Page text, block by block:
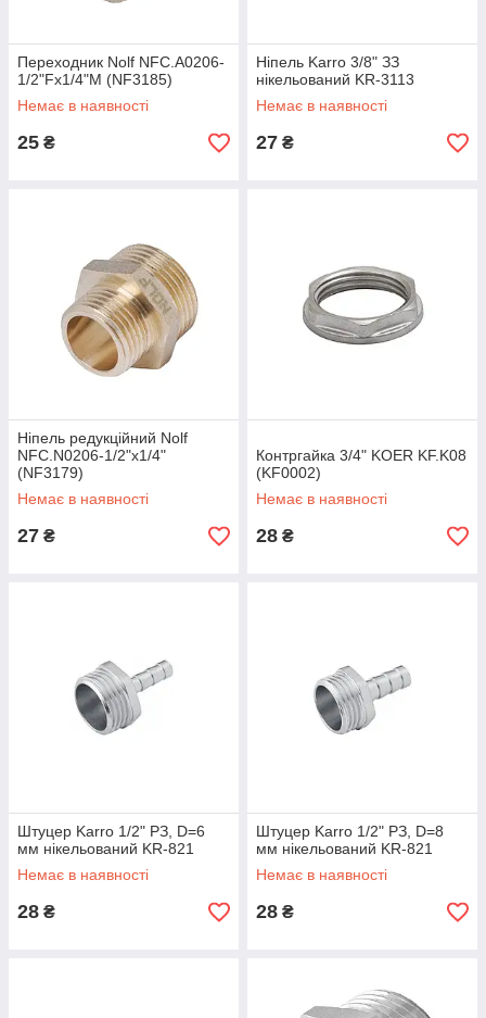
Переходник Nolf NFC.A0206-
1/2"Fx1/4"M (NF3185)
Немає в наявності
25 ₴
Ніпель Karro 3/8" ЗЗ
нікельований KR-3113
Немає в наявності
27 ₴
Ніпель редукційний Nolf
NFC.N0206-1/2"x1/4"
(NF3179)
Немає в наявності
27 ₴
Контргайка 3/4" KOER KF.K08
(KF0002)
Немає в наявності
28 ₴
Штуцер Karro 1/2" РЗ, D=6
мм нікельований KR-821
Немає в наявності
28 ₴
Штуцер Karro 1/2" РЗ, D=8
мм нікельований KR-821
Немає в наявності
28 ₴